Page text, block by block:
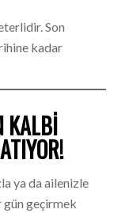
Son
kadar
KALBI
ya da ailenizle
gün geçirmek